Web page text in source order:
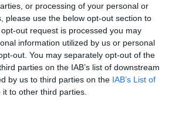
or processing of your personal or
please use the below opt-out section to
out request is processed you may
information utilized by us or personal
out. You may separately opt-out of the
parties on the IAB’s list of downstream
by us to third parties on the IAB’s List of
to other third parties.
pelo
PP e dos dois
previsionais
da coligação